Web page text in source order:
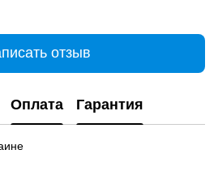
отзыв
Оплата Гарантия